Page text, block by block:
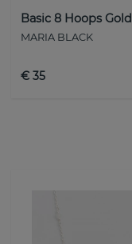
Basic 8 Hoops Gold
MARIA BLACK
€ 35